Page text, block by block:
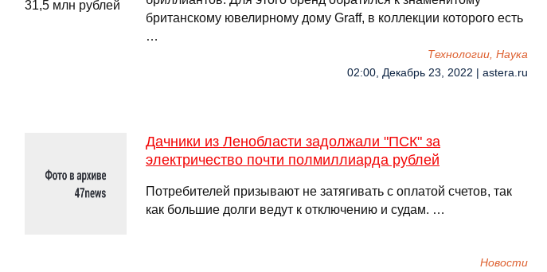
британскому ювелирному дому Graff, в коллекции которого есть
…
Технологии, Наука
02:00, Декабрь 23, 2022 | astera.ru
Дачники из Ленобласти задолжали "ПСК" за
электричество почти полмиллиарда рублей
Потребителей призывают не затягивать с оплатой счетов, так
как большие долги ведут к отключению и судам. …
Новости